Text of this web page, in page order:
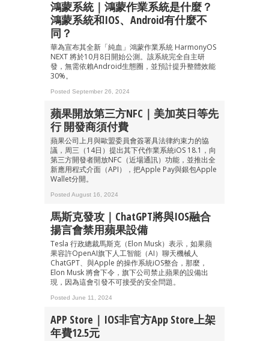
鴻蒙系統｜鴻蒙作業系統是什麼？
鴻蒙系統和iOS、Android有什麼不
同？
華為宣布其全新「純血」鴻蒙作業系統 HarmonyOS
NEXT 將於10月8日開始公測。該系統完全自主研
發，無需依賴Android生態圈，並預計提升整體效能
30%。
Posted September 26, 2024
蘋果開放第三方NFC｜美加英日等先
行 開發商須付費
蘋果公司上月與歐盟委員會簽署具法律約束力的協
議，周三（14日）提出其下代作業系統iOS 18.1，向
第三方開發者開放NFC（近場通訊）功能，並推出全
新應用程式介面（API），把Apple Pay與銀包Apple
Wallet分開。
Posted August 16, 2024
馬斯克發攻｜ChatGPT將與iOS融合
揚言會禁用蘋果設備
Tesla 行政總裁馬斯克（Elon Musk）表示，如果蘋
果容許OpenAI旗下人工智能（AI）聊天機械人
ChatGPT、與Apple 的操作系統iOS整合，那麼，
Elon Musk 將會下令，旗下公司禁止蘋果的設備出
現，因為這會引發不可接受的安全問題。
Posted June 11, 2024
APP Store｜iOS非官方App Store上架
年費12.5元